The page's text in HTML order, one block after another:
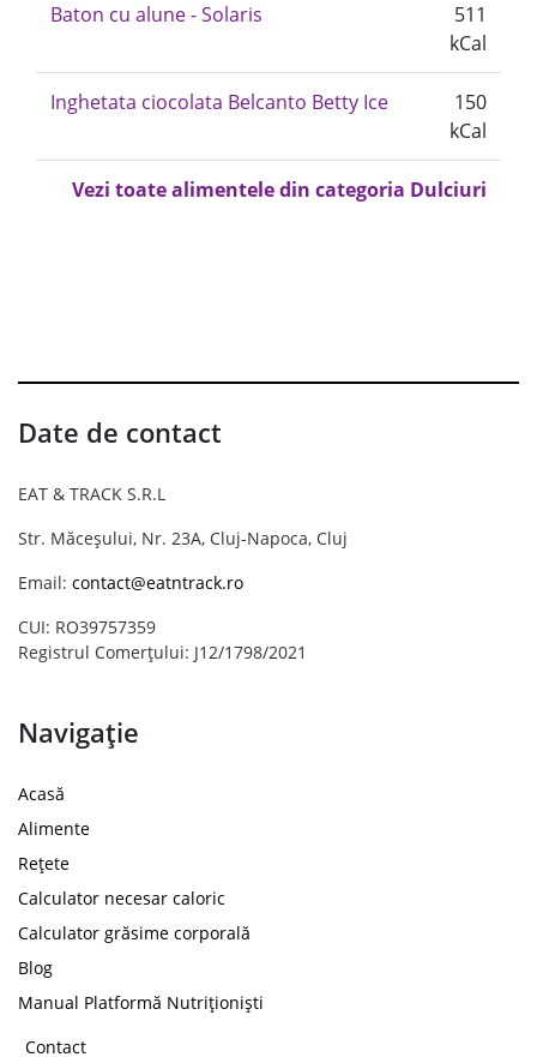
Baton cu alune - Solaris
511
kCal
Inghetata ciocolata Belcanto Betty Ice
150
kCal
Vezi toate alimentele din categoria Dulciuri
Date de contact
EAT & TRACK S.R.L
Str. Măceșului, Nr. 23A, Cluj-Napoca, Cluj
Email: contact@eatntrack.ro
CUI: RO39757359
Registrul Comerțului: J12/1798/2021
Navigație
Acasă
Alimente
Rețete
Calculator necesar caloric
Calculator grăsime corporală
Blog
Manual Platformă Nutriționiști
Contact